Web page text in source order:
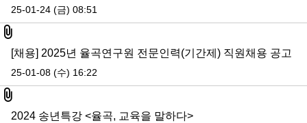
25-01-24 (금) 08:51
첨부파일
[채용] 2025년 율곡연구원 전문인력(기간제) 직원채용 공고
25-01-08 (수) 16:22
첨부파일
2024 송년특강 <율곡, 교육을 말하다>